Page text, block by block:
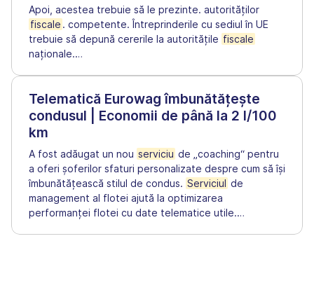
Apoi, acestea trebuie să le prezinte. autorităților
fiscale . competente. Întreprinderile cu sediul în UE
trebuie să depună cererile la autoritățile fiscale
naționale.…
Telematică Eurowag îmbunătățește
condusul | Economii de până la 2 l/100
km
A fost adăugat un nou serviciu de „coaching“ pentru
a oferi șoferilor sfaturi personalizate despre cum să își
îmbunătățească stilul de condus. Serviciul de
management al flotei ajută la optimizarea
performanței flotei cu date telematice utile.…